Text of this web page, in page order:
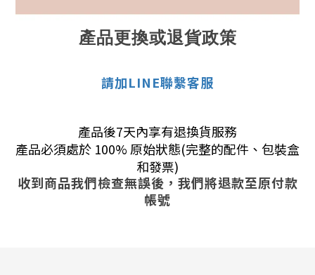
產品更換或退貨政策
請加LINE聯繫客服
產品後7天內享有退換貨服務
產品必須處於 100% 原始狀態(完整的配件、包裝盒
和發票)
收到商品我們檢查無誤後，我們將退款至原付款
帳號